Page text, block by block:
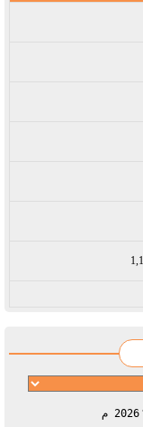
2026 م